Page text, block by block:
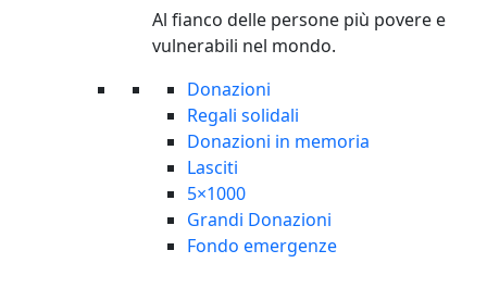
Al fianco delle persone più povere e
vulnerabili nel mondo.
Donazioni
Regali solidali
Donazioni in memoria
Lasciti
5×1000
Grandi Donazioni
Fondo emergenze